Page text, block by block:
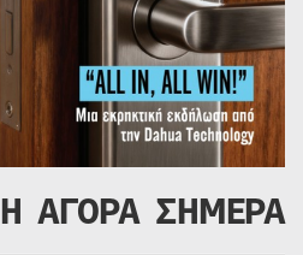
Η ΑΓΟΡΑ ΣΗΜΕΡΑ